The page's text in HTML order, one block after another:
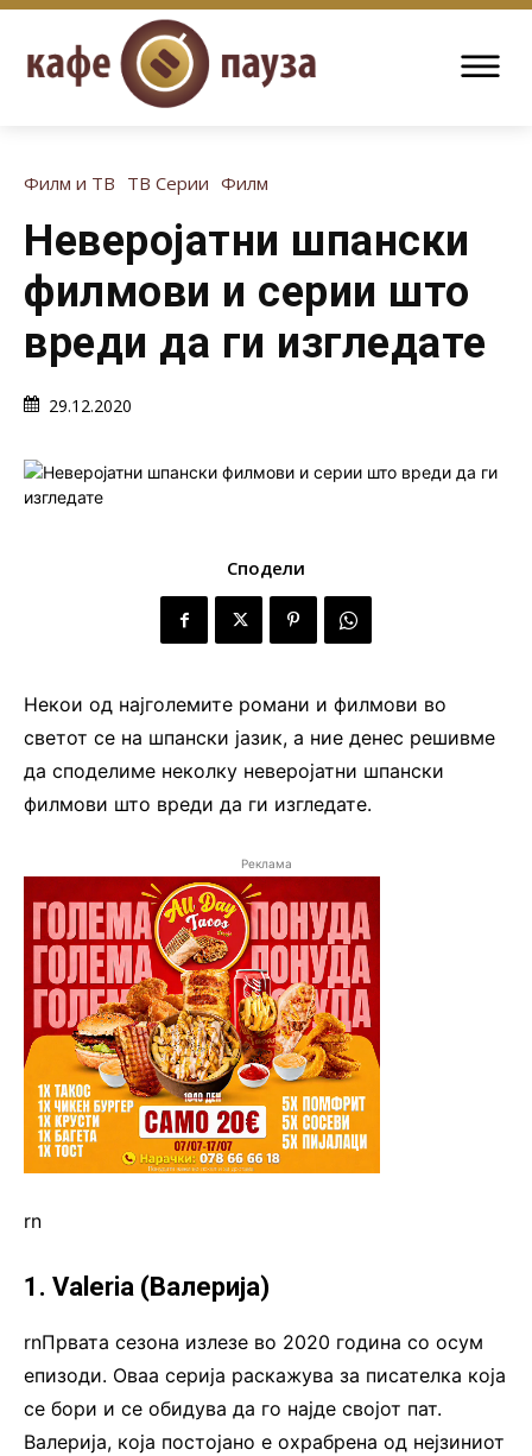
Филм и ТВ ТВ Серии Филм
Неверојатни шпански
филмови и серии што
вреди да ги изгледате
29.12.2020
Сподели
Некои од најголемите романи и филмови во
светот се на шпански јазик, а ние денес решивме
да споделиме неколку неверојатни шпански
филмови што вреди да ги изгледате.
Реклама
rn
1. Valeria (Валерија)
rnПрвата сезона излезе во 2020 година со осум
епизоди. Оваа серија раскажува за писателка која
се бори и се обидува да го најде својот пат.
Валерија, која постојано е охрабрена од нејзиниот